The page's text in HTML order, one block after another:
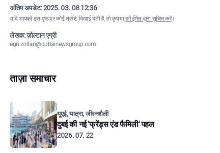
अंतिम अपडेट:2025. 03. 08 12:36
यदि आपको इस पृष्ठ पर कोई त्रुटि दिखाई देती है, तो कृपयाहमें ईमेल द्वारा सूचित करें।
लेखक: ज़ोल्टान एग्री
egri.zoltan@dubainewsgroup.com
ताज़ा समाचार
यूएई, यात्रा, जीवनशैली
दुबई की नई 'फ्रेंड्स एंड फैमिली' पहल
2026. 07. 22